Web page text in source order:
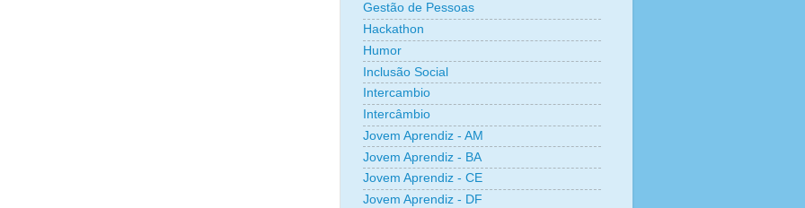
Gestão de Pessoas
Hackathon
Humor
Inclusão Social
Intercambio
Intercâmbio
Jovem Aprendiz - AM
Jovem Aprendiz - BA
Jovem Aprendiz - CE
Jovem Aprendiz - DF